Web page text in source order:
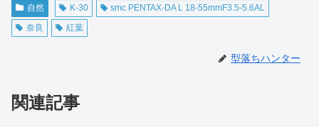
自然 K-30
smc PENTAX-DA L 18-55mmF3.5-5.6AL
奈良
紅葉
型落ちハンター
関連記事